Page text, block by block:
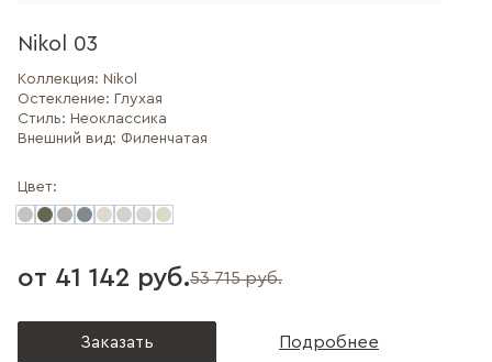
Nikol 03
Коллекция: Nikol
Остекление: Глухая
Стиль: Неоклассика
Внешний вид: Филенчатая
Цвет:
от 41 142 руб.53 715 руб.
Заказать Подробнее